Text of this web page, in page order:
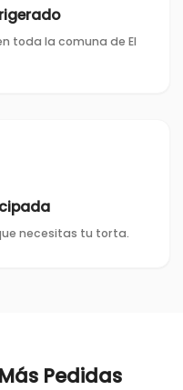
toda la comuna de El
necesitas tu torta.
Pedidas